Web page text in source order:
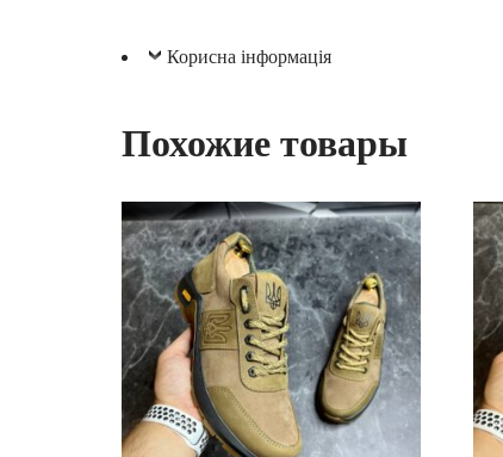
Корисна інформація
Похожие товары